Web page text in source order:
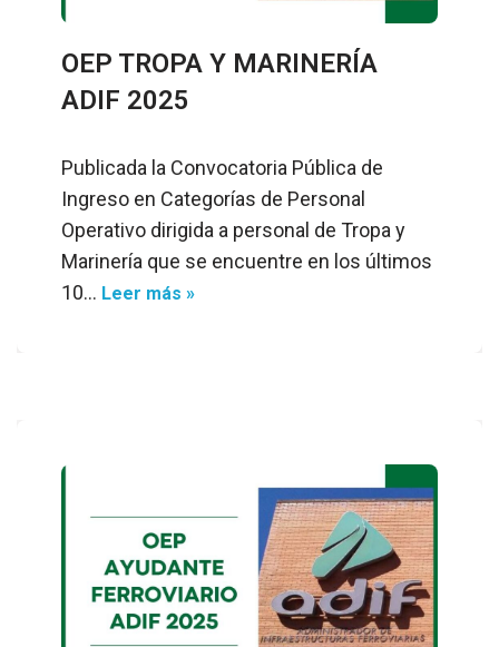
OEP TROPA Y MARINERÍA
ADIF 2025
Publicada la Convocatoria Pública de
Ingreso en Categorías de Personal
Operativo dirigida a personal de Tropa y
Marinería que se encuentre en los últimos
10… Leer más »